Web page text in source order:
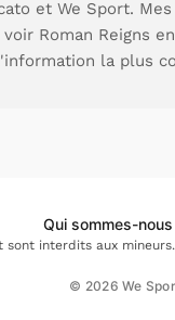
et We Sport.
Roman Reigns
la plus
Qui sommes-nous
sont interdits aux
© 2026 We